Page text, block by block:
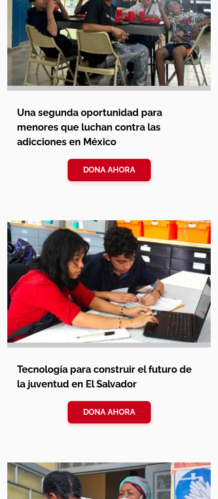
Una segunda oportunidad para
menores que luchan contra las
adicciones en México
DONA AHORA
Tecnología para construir el futuro de
la juventud en El Salvador
DONA AHORA